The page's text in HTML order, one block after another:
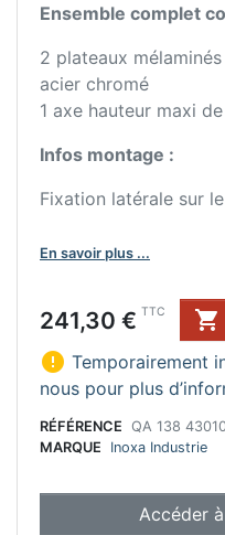
Ensemble complet
2 plateaux
acier chromé
1 axe hauteur maxi
Infos montage :
Fixation latérale sur
En savoir plus ...
Prix
241,30 € TTC

 Temporairement
nous pour plus
RÉFÉRENCE QA 138
MARQUE
Inoxa Industrie
Accéder